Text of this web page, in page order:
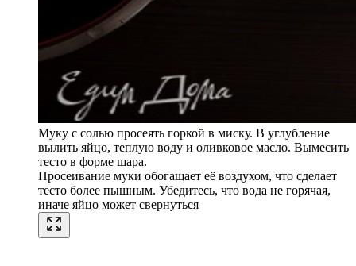
Муку с солью просеять горкой в миску. В углубление
вылить яйцо, теплую воду и оливковое масло. Вымесить
тесто в форме шара.
Просеивание муки обогащает её воздухом, что сделает
тесто более пышным. Убедитесь, что вода не горячая,
иначе яйцо может свернуться